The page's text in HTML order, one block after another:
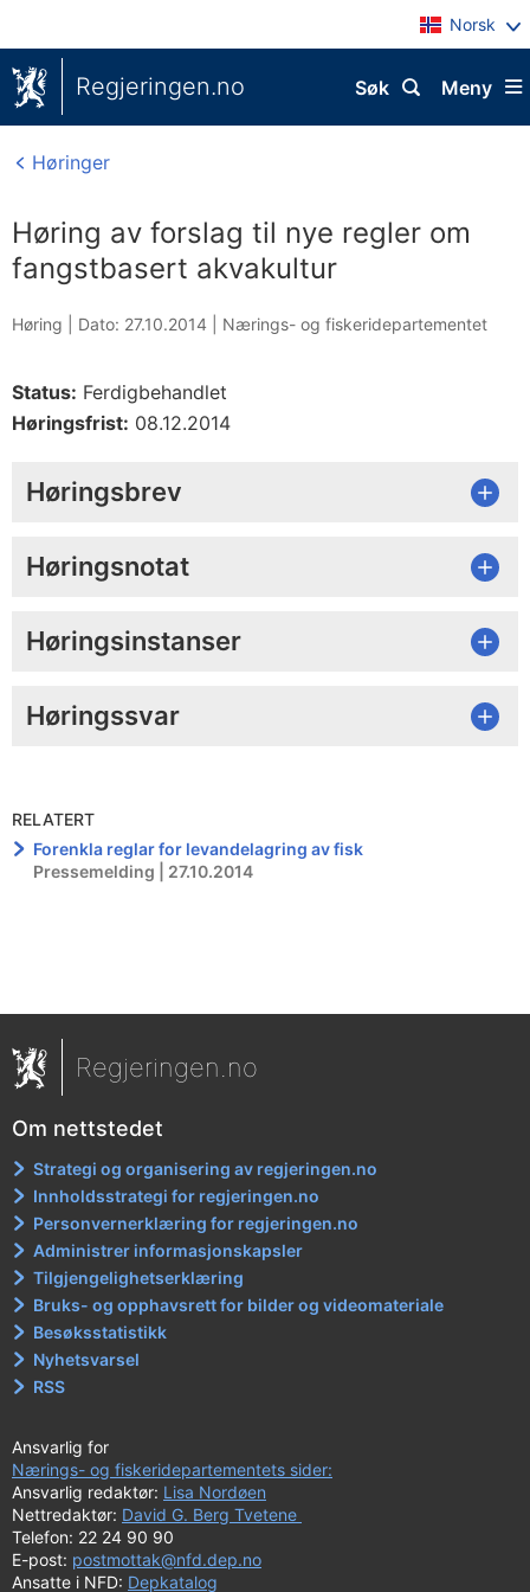
Norsk
Regjeringen.no Meny
Søk
Høringer
Høring av forslag til nye regler om
fangstbasert akvakultur
Høring | Dato: 27.10.2014 Nærings- og fiskeridepartementet
Status: Ferdigbehandlet
Høringsfrist: 08.12.2014
Høringsbrev
Høringsnotat
Høringsinstanser
Høringssvar
RELATERT
Forenkla reglar for levandelagring av fisk
Pressemelding | 27.10.2014
Regjeringen.no
Om nettstedet
Strategi og organisering av regjeringen.no
Innholdsstrategi for regjeringen.no
Personvernerklæring for regjeringen.no
Administrer informasjonskapsler
Tilgjengelighetserklæring
Bruks- og opphavsrett for bilder og videomateriale
Besøksstatistikk
Nyhetsvarsel
RSS
Ansvarlig for
Nærings- og fiskeridepartementets sider:
Ansvarlig redaktør: Lisa Nordøen
Nettredaktør: David G. Berg Tvetene
Telefon: 22 24 90 90
E-post: postmottak@nfd.dep.no
Ansatte i NFD: Depkatalog